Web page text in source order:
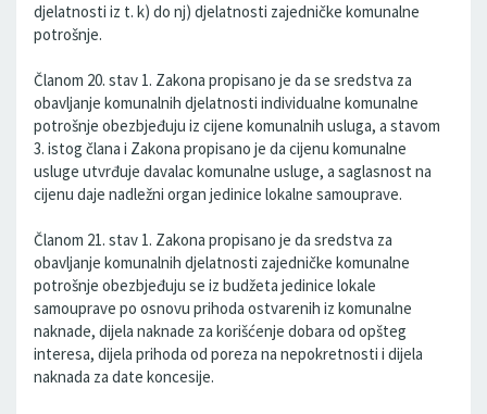
djelatnosti iz t. k) do nj) djelatnosti zajedničke komunalne
potrošnje.
Članom 20. stav 1. Zakona propisano je da se sredstva za
obavljanje komunalnih djelatnosti individualne komunalne
potrošnje obezbjeđuju iz cijene komunalnih usluga, a stavom
3. istog člana i Zakona propisano je da cijenu komunalne
usluge utvrđuje davalac komunalne usluge, a saglasnost na
cijenu daje nadležni organ jedinice lokalne samouprave.
Članom 21. stav 1. Zakona propisano je da sredstva za
obavljanje komunalnih djelatnosti zajedničke komunalne
potrošnje obezbjeđuju se iz budžeta jedinice lokale
samouprave po osnovu prihoda ostvarenih iz komunalne
naknade, dijela naknade za korišćenje dobara od opšteg
interesa, dijela prihoda od poreza na nepokretnosti i dijela
naknada za date koncesije.